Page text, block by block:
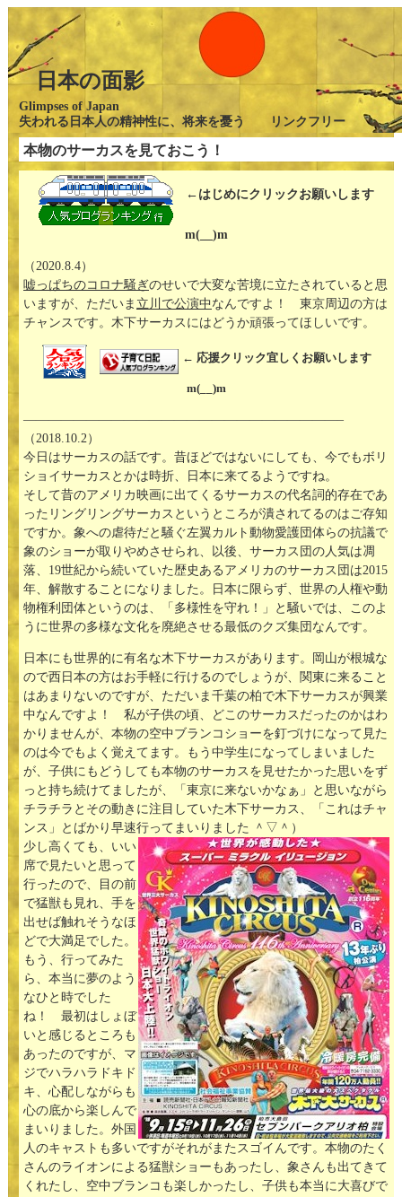
日本の面影
Glimpses of Japan
失われる日本人の精神性に、将来を憂う リンクフリー
本物のサーカスを見ておこう！
←はじめにクリックお願いします
m(__)m
（2020.8.4）
嘘っぱちのコロナ騒ぎのせいで大変な苦境に立たされていると思
いますが、ただいま 立川で公演中 なんですよ！ 東京周辺の方は
チャンスです。木下サーカスにはどうか頑張ってほしいです。
← 応援クリック宜しくお願いします
m(__)m
—————————————————————————–
（2018.10.2）
今日はサーカスの話です。昔ほどではないにしても、今でもボリ
ショイサーカスとかは時折、日本に来てるようですね。
そして昔のアメリカ映画に出てくるサーカスの代名詞的存在であ
ったリングリングサーカスというところが潰されてるのはご存知
ですか。象への虐待だと騒ぐ左翼カルト動物愛護団体らの抗議で
象のショーが取りやめさせられ、以後、サーカス団の人気は凋
落、19世紀から続いていた歴史あるアメリカのサーカス団は2015
年、解散することになりました。日本に限らず、世界の人権や動
物権利団体というのは、「多様性を守れ！」と騒いでは、このよ
うに世界の多様な文化を廃絶させる最低のクズ集団なんです。
日本にも世界的に有名な木下サーカスがあります。岡山が根城な
ので西日本の方はお手軽に行けるのでしょうが、関東に来ること
はあまりないのですが、ただいま千葉の柏で木下サーカスが興業
中なんですよ！ 私が子供の頃、どこのサーカスだったのかはわ
かりませんが、本物の空中ブランコショーを釘づけになって見た
のは今でもよく覚えてます。もう中学生になってしまいました
が、子供にもどうしても本物のサーカスを見せたかった思いをず
っと持ち続けてましたが、「東京に来ないかなぁ」と思いながら
チラチラとその動きに注目していた木下サーカス、「これはチャ
ンス」とばかり早速行ってまいりました ＾▽＾）
少し高くても、いい
席で見たいと思って
行ったので、目の前
で猛獣も見れ、手を
出せば触れそうなほ
どで大満足でした。
もう、行ってみた
ら、本当に夢のよう
なひと時でした
ね！ 最初はしょぼ
いと感じるところも
あったのですが、マ
ジでハラハラドキド
キ、心配しながらも
心の底から楽しんで
まいりました。外国
人のキャストも多いですがそれがまたスゴイんです。本物のたく
さんのライオンによる猛獣ショーもあったし、象さんも出てきて
くれたし、空中ブランコも楽しかったし、子供も本当に大喜びで